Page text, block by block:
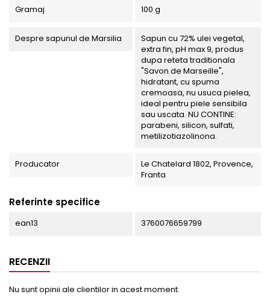
Gramaj 100 g
Despre sapunul de Marsilia
Sapun cu 72% ulei vegetal,
extra fin, pH max 9, produs
dupa reteta traditionala
"Savon de Marseille",
hidratant, cu spuma
cremoasa, nu usuca pielea,
ideal pentru piele sensibila
sau uscata. NU CONTINE:
parabeni, silicon, sulfati,
metilizotiazolinona.
Producator
Le Chatelard 1802, Provence,
Franta
Referinte specifice
ean13 3760076659799
RECENZII
Nu sunt opinii ale clientilor in acest moment.